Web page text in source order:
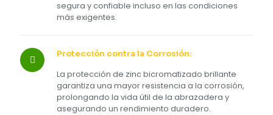
segura y confiable incluso en las condiciones
más exigentes.
Protección contra la Corrosión:
La protección de zinc bicromatizado brillante
garantiza una mayor resistencia a la corrosión,
prolongando la vida útil de la abrazadera y
asegurando un rendimiento duradero.